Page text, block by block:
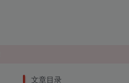
文章目录